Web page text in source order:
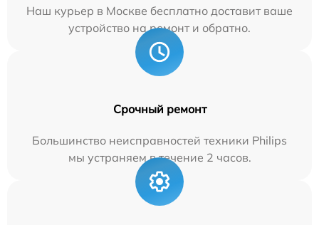
Наш курьер в Москве бесплатно доставит ваше
устройство на ремонт и обратно.
Срочный ремонт
Большинство неисправностей техники Philips
мы устраняем в течение 2 часов.